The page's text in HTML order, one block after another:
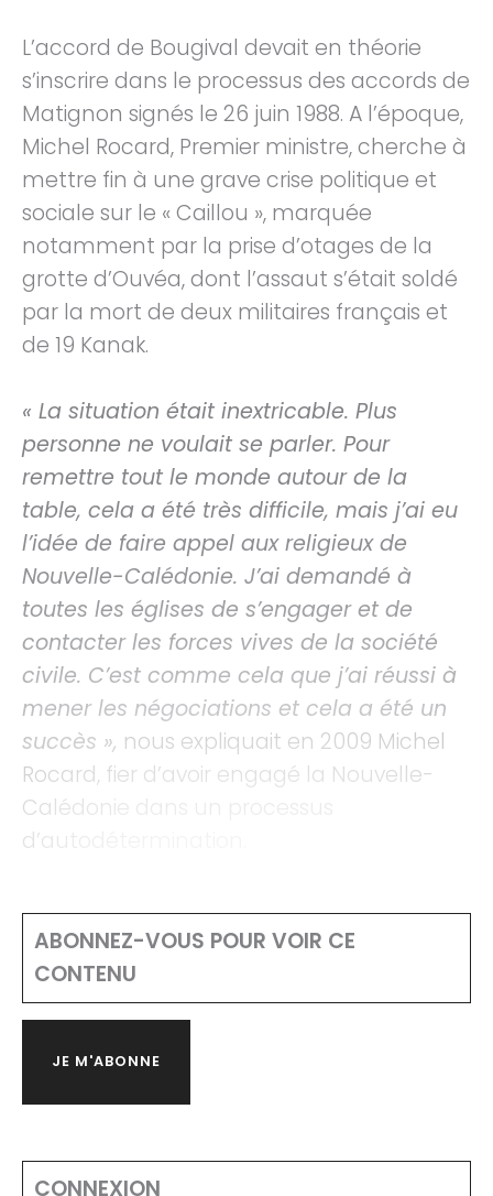
L’accord de Bougival devait en théorie
s’inscrire dans le processus des accords de
Matignon signés le 26 juin 1988. A l’époque,
Michel Rocard, Premier ministre, cherche à
mettre fin à une grave crise politique et
sociale sur le « Caillou », marquée
notamment par la prise d’otages de la
grotte d’Ouvéa, dont l’assaut s’était soldé
par la mort de deux militaires français et
de 19 Kanak.
« La situation était inextricable. Plus
personne ne voulait se parler. Pour
remettre tout le monde autour de la
table, cela a été très difficile, mais j’ai eu
l’idée de faire appel aux religieux de
Nouvelle-Calédonie. J’ai demandé à
toutes les églises de s’engager et de
contacter les forces vives de la société
civile. C’est comme cela que j’ai réussi à
mener les négociations et cela a été un
succès », nous expliquait en 2009 Michel
Rocard, fier d’avoir engagé la Nouvelle-
Calédonie dans un processus
d’autodétermination.
ABONNEZ-VOUS POUR VOIR CE
CONTENU
JE M'ABONNE
CONNEXION